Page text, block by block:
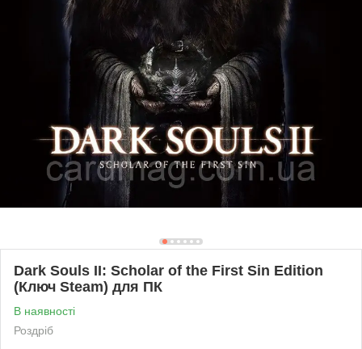
Dark Souls II: Scholar of the First Sin Edition
(Ключ Steam) для ПК
В наявності
Роздріб